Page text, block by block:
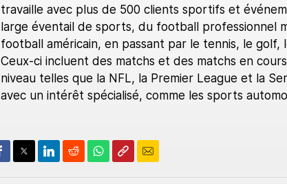
travaille avec plus de 500 clients sportifs et
large éventail de sports, du football professionnel
football américain, en passant par le tennis, le golf,
Ceux-ci incluent des matchs et des matchs en
niveau telles que la NFL, la Premier League et la
avec un intérêt spécialisé, comme les sports